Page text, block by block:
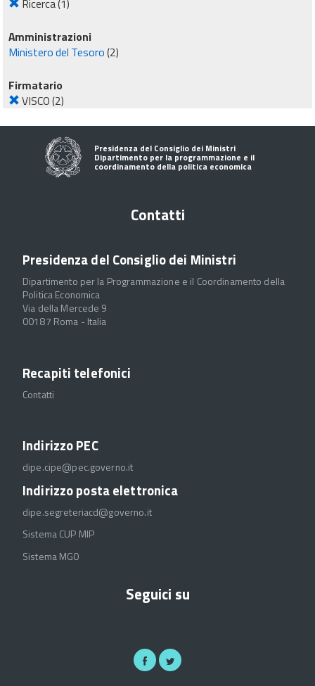
Ricerca(1)
Amministrazioni
Ministero del Tesoro(2)
Firmatario
VISCO(2)
Presidenza del Consiglio dei Ministri
Dipartimento per la programmazione e il
coordinamento della politica economica
Contatti
Presidenza del Consiglio dei Ministri
Dipartimento per la Programmazione e il Coordinamento della
Politica Economica
Via della Mercede 9
00187 Roma - Italia
Recapiti telefonici
Contatti
Indirizzo PEC
dipe.cipe@pec.governo.it
Indirizzo posta elettronica
dipe.segreteriacd@governo.it
Sistema CUP MIP
Sistema MGO
Seguici su